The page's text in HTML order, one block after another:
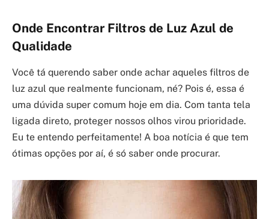
Onde Encontrar Filtros de Luz Azul de
Qualidade
Você tá querendo saber onde achar aqueles filtros de
luz azul que realmente funcionam, né? Pois é, essa é
uma dúvida super comum hoje em dia. Com tanta tela
ligada direto, proteger nossos olhos virou prioridade.
Eu te entendo perfeitamente! A boa notícia é que tem
ótimas opções por aí, é só saber onde procurar.